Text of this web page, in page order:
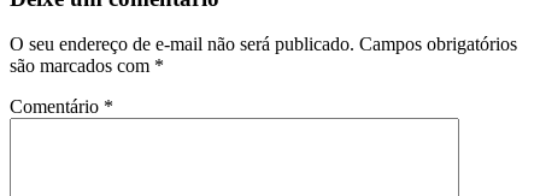
O seu endereço de e-mail não será publicado. Campos obrigatórios
são marcados com *
Comentário *